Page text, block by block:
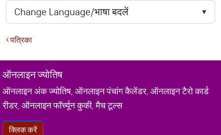
पत्रिका
ऑनलाइन ज्योतिष
ऑनलाइन अंक ज्योतिष, ऑनलाइन पंचांग कैलेंडर, ऑनलाइन टैरो कार्ड
रीडर, ऑनलाइन फॉर्च्यून कुकी, मैच टूल्स
क्लिक करें